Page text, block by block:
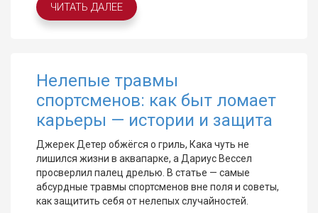
ЧИТАТЬ ДАЛЕЕ
Нелепые травмы
спортсменов: как быт ломает
карьеры — истории и защита
Джерек Детер обжёгся о гриль, Кака чуть не
лишился жизни в аквапарке, а Дариус Вессел
просверлил палец дрелью. В статье — самые
абсурдные травмы спортсменов вне поля и советы,
как защитить себя от нелепых случайностей.